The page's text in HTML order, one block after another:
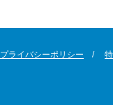
プライバシーポリシー